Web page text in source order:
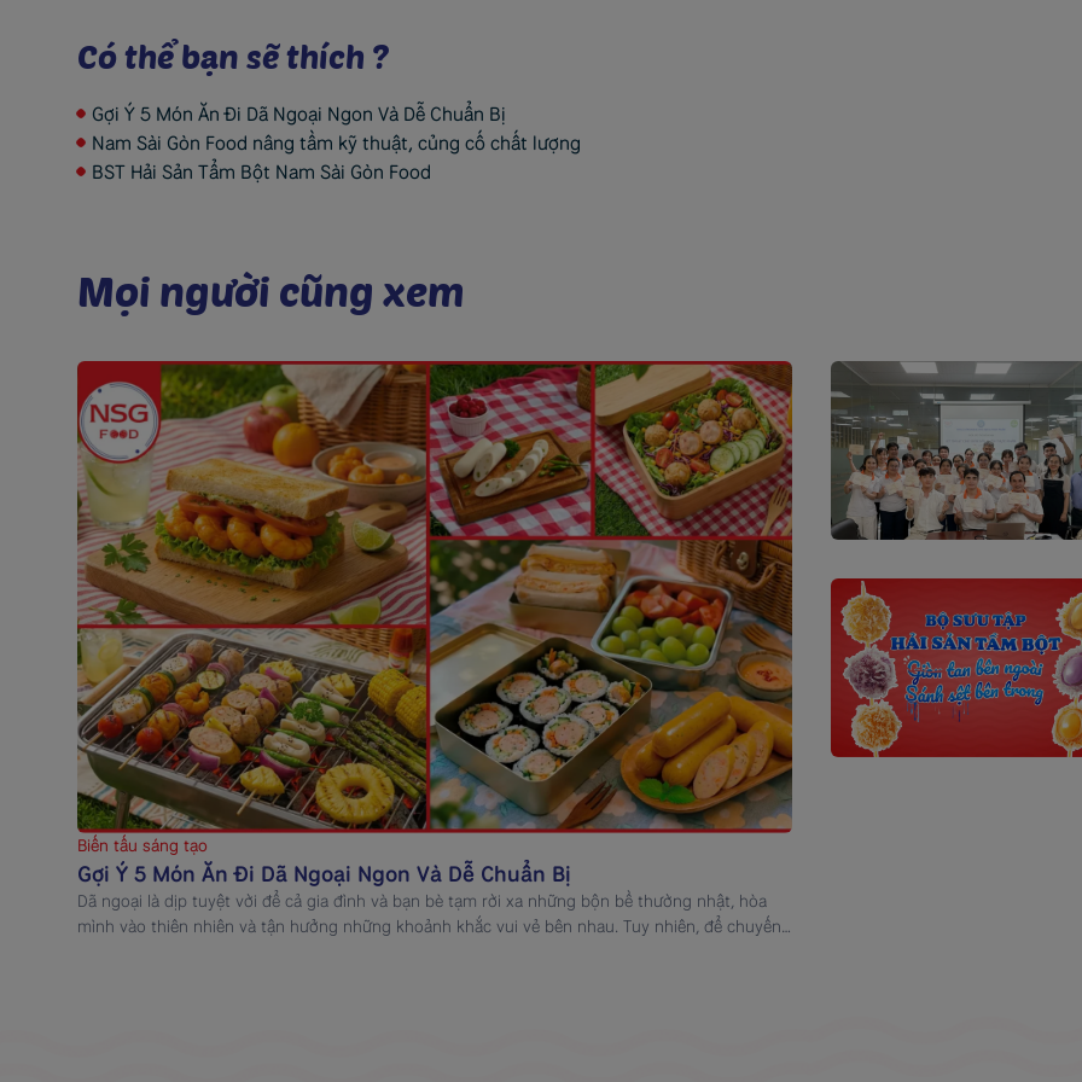
Có thể bạn sẽ thích ?
Gợi Ý 5 Món Ăn Đi Dã Ngoại Ngon Và Dễ Chuẩn Bị
Nam Sài Gòn Food nâng tầm kỹ thuật, củng cố chất lượng
BST Hải Sản Tẩm Bột Nam Sài Gòn Food
Mọingườicũngxem
Biến tấu sáng tạo
Gợi Ý 5 Món Ăn Đi Dã Ngoại Ngon Và Dễ Chuẩn Bị
Dã ngoại là dịp tuyệt vời để cả gia đình và bạn bè tạm rời xa những bộn bề thường nhật, hòa
mình vào thiên nhiên và tận hưởng những khoảnh khắc vui vẻ bên nhau. Tuy nhiên, để chuyến